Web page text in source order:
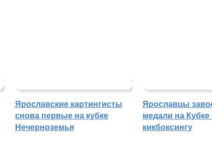
Ярославские картингисты
снова первые на кубке
Нечерноземья
Ярославцы
медали на
кикбоксингу